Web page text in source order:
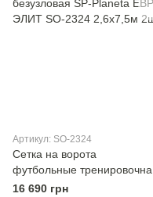
Артикул: SO-2324
Сетка на ворота
футбольные тренировочная
безузловая SP-Planeta
16 690 грн